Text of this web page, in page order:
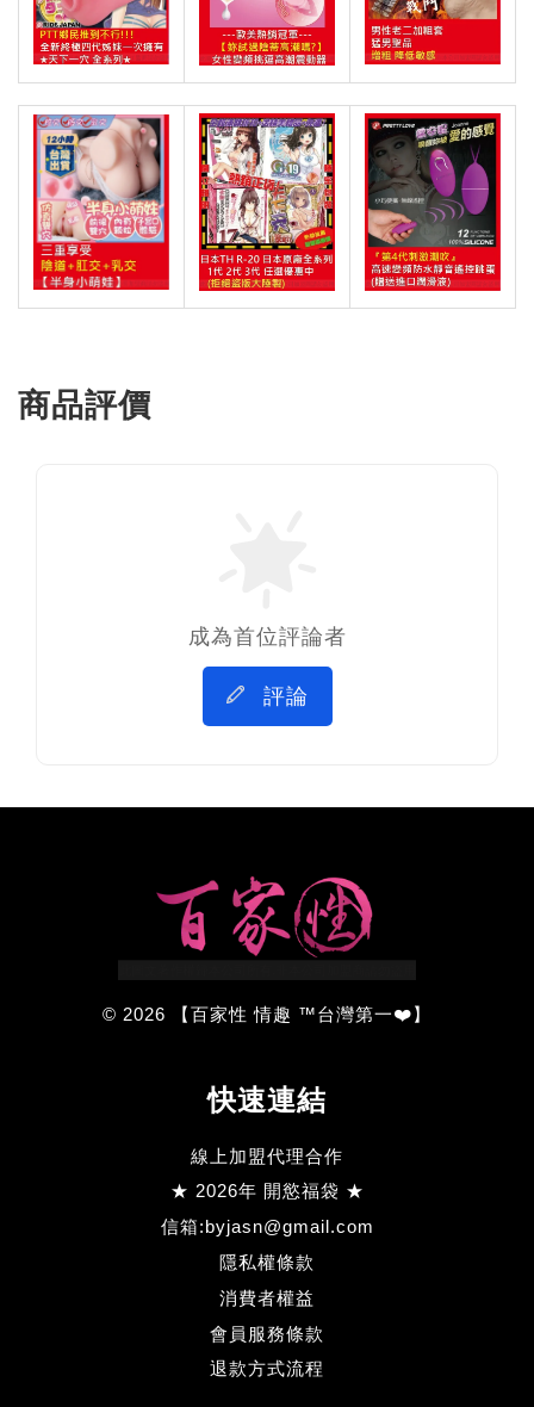
商品評價
成為首位評論者
評論
© 2026 【百家性 情趣 ™台灣第一❤️】
快速連結
線上加盟代理合作
★ 2026年 開慾福袋 ★
信箱:byjasn@gmail.com
隱私權條款
消費者權益
會員服務條款
退款方式流程